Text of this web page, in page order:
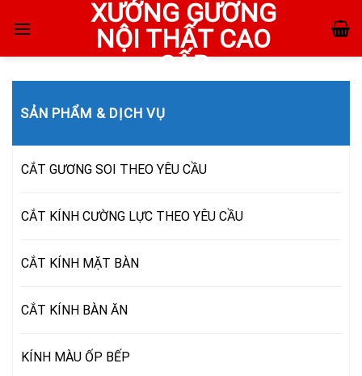
XƯỞNG GƯƠNG
NỘI THẤT CAO
CẤP
SẢN PHẨM & DỊCH VỤ
CẮT GƯƠNG SOI THEO YÊU CẦU
CẮT KÍNH CƯỜNG LỰC THEO YÊU CẦU
CẮT KÍNH MẶT BÀN
CẮT KÍNH BÀN ĂN
KÍNH MÀU ỐP BẾP